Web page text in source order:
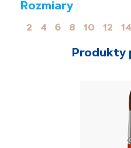
Rozmiary
2 4 6 8 10 12 14
Produkty